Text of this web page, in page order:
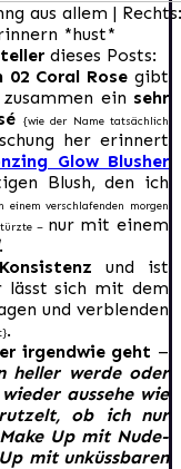
aus allem |
*hust*
dieses Posts:
Coral Rose gibt
ein sehr
{wie der Name tatsächlich
her erinnert
Glow Blusher
Blush, den ich
verschlafenden morgen
– nur mit einem
.
und ist
lässt sich mit dem
und verblenden
.
irgendwie geht –
heller werde oder
aussehe wie
ob ich nur
Up mit Nude-
mit unküssbaren